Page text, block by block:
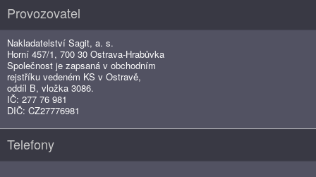
Provozovatel
Nakladatelství Sagit, a. s.
Horní 457/1, 700 30 Ostrava-Hrabůvka
Společnost je zapsaná v obchodním
rejstříku vedeném KS v Ostravě,
oddíl B, vložka 3086.
IČ: 277 76 981
DIČ: CZ27776981
Telefony